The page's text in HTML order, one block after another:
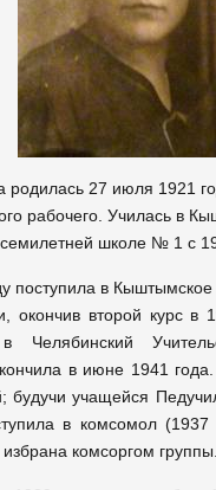
родилась 27 июля 1921
рабочего. Училась в
школе № 1 с
поступила в Кыштымское
окончив второй курс в
Челябинский
в июне 1941
будучи учащейся
в комсомол (1937
комсоргом группы.